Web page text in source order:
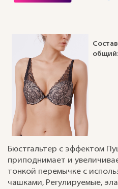
Состав
общий:
Бюстгальтер с эффектом
приподнимает и
тонкой перемычке с
чашками, Регулируемые,